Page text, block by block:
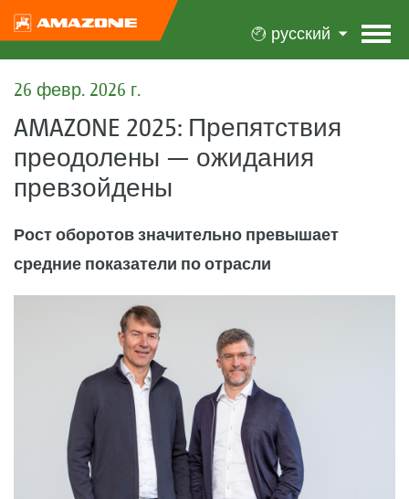
русский
26 февр. 2026 г.
AMAZONE 2025: Препятствия
преодолены — ожидания
превзойдены
Рост оборотов значительно превышает
средние показатели по отрасли